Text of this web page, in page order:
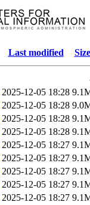
Last modified Size
2025-12-05 18:28
2025-12-05 18:28
2025-12-05 18:28
2025-12-05 18:28
2025-12-05 18:27
2025-12-05 18:27
2025-12-05 18:27
2025-12-05 18:27
2025-12-05 18:27